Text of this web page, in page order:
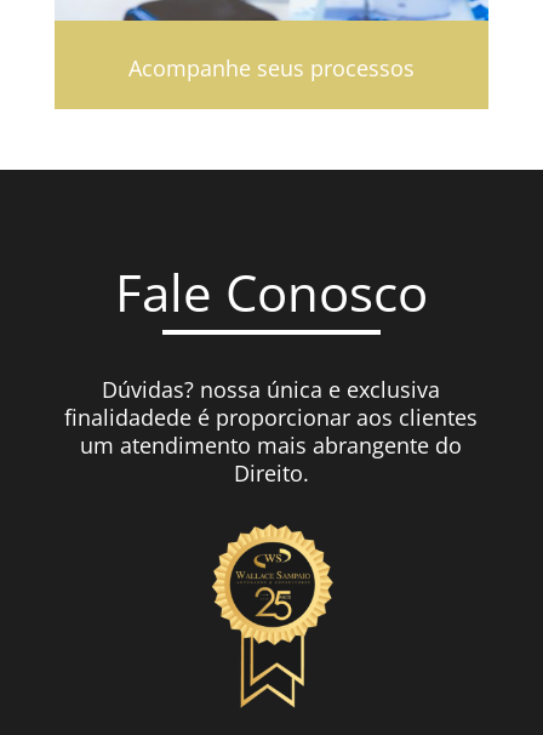
Acompanhe seus processos
Fale Conosco
Dúvidas? nossa única e exclusiva
finalidadede é proporcionar aos clientes
um atendimento mais abrangente do
Direito.